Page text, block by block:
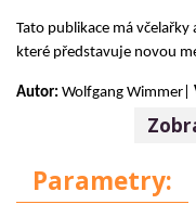
Tato publikace má
které představuje novou
Autor: Wolfgang Wimmer
8076-118-9
Parametry: